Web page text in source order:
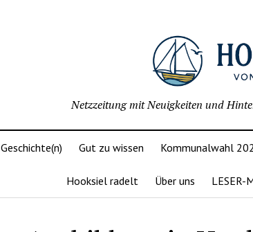
Netzzeitung mit Neuigkeiten und
Geschichte(n) Gut zu wissen Kommunalwahl
Hooksiel radelt Über uns LESER-